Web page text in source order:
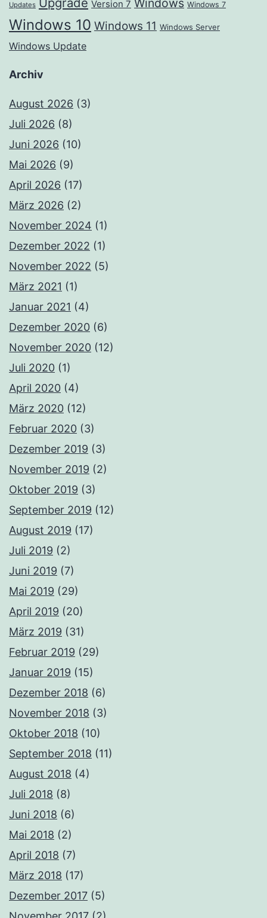
Updates Version 7 Windows Windows 7
Windows 10 Windows 11 Windows Server
Windows Update
Archiv
August 2026 (3)
Juli 2026 (8)
Juni 2026 (10)
Mai 2026 (9)
April 2026 (17)
März 2026 (2)
November 2024 (1)
Dezember 2022 (1)
November 2022 (5)
März 2021 (1)
Januar 2021 (4)
Dezember 2020 (6)
November 2020 (12)
Juli 2020 (1)
April 2020 (4)
März 2020 (12)
Februar 2020 (3)
Dezember 2019 (3)
November 2019 (2)
Oktober 2019 (3)
September 2019 (12)
August 2019 (17)
Juli 2019 (2)
Juni 2019 (7)
Mai 2019 (29)
April 2019 (20)
März 2019 (31)
Februar 2019 (29)
Januar 2019 (15)
Dezember 2018 (6)
November 2018 (3)
Oktober 2018 (10)
September 2018 (11)
August 2018 (4)
Juli 2018 (8)
Juni 2018 (6)
Mai 2018 (2)
April 2018 (7)
März 2018 (17)
Dezember 2017 (5)